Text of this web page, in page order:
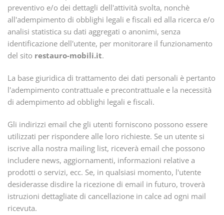
preventivo e/o dei dettagli dell'attività svolta, nonchè
all'adempimento di obblighi legali e fiscali ed alla ricerca e/o
analisi statistica su dati aggregati o anonimi, senza
identificazione dell'utente, per monitorare il funzionamento
del sito restauro-mobili.it.
La base giuridica di trattamento dei dati personali è pertanto
l'adempimento contrattuale e precontrattuale e la necessità
di adempimento ad obblighi legali e fiscali.
Gli indirizzi email che gli utenti forniscono possono essere
utilizzati per rispondere alle loro richieste. Se un utente si
iscrive alla nostra mailing list, riceverà email che possono
includere news, aggiornamenti, informazioni relative a
prodotti o servizi, ecc. Se, in qualsiasi momento, l'utente
desiderasse disdire la ricezione di email in futuro, troverà
istruzioni dettagliate di cancellazione in calce ad ogni mail
ricevuta.